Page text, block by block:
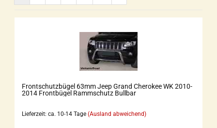
Frontschutzbügel 63mm Jeep Grand Cherokee WK 2010-
2014 Frontbügel Rammschutz Bullbar
Lieferzeit: ca. 10-14 Tage (Ausland abweichend)